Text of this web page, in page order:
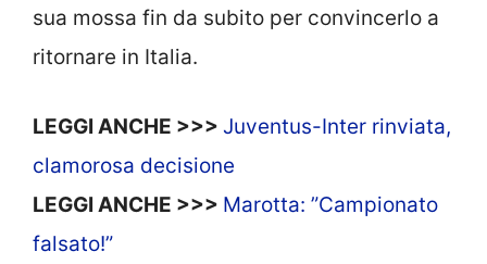
sua mossa fin da subito per convincerlo a
ritornare in Italia.
LEGGI ANCHE >>> Juventus-Inter rinviata,
clamorosa decisione
LEGGI ANCHE >>> Marotta: ”Campionato
falsato!”